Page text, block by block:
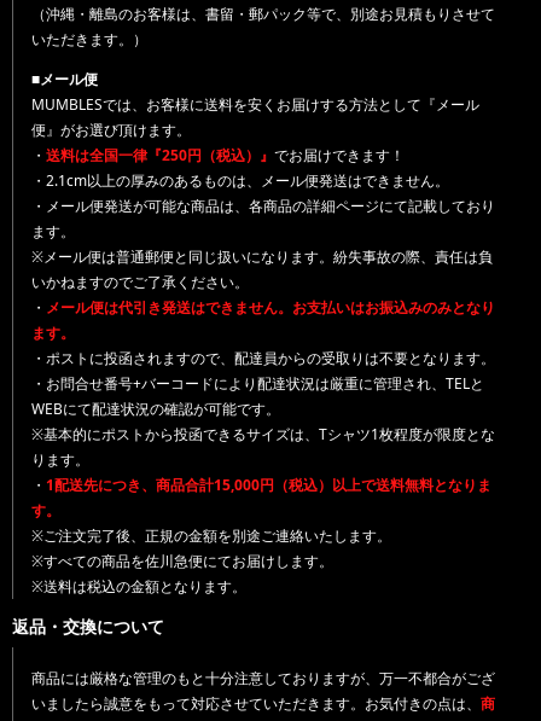
（沖縄・離島のお客様は、書留・郵パック等で、別途お見積もりさせて
いただきます。）
■メール便
MUMBLESでは、お客様に送料を安くお届けする方法として『メール
便』がお選び頂けます。
・ 送料は全国一律『250円（税込）』 でお届けできます！
・2.1cm以上の厚みのあるものは、メール便発送はできません。
・メール便発送が可能な商品は、各商品の詳細ページにて記載しており
ます。
※メール便は普通郵便と同じ扱いになります。紛失事故の際、責任は負
いかねますのでご了承ください。
・ メール便は代引き発送はできません。お支払いはお振込みのみとなり
ます。
・ポストに投函されますので、配達員からの受取りは不要となります。
・お問合せ番号+バーコードにより配達状況は厳重に管理され、TELと
WEBにて配達状況の確認が可能です。
※基本的にポストから投函できるサイズは、Tシャツ1枚程度が限度とな
ります。
・ 1配送先につき、商品合計15,000円（税込）以上で送料無料となりま
す。
※ご注文完了後、正規の金額を別途ご連絡いたします。
※すべての商品を佐川急便にてお届けします。
※送料は税込の金額となります。
返品・交換について
商品には厳格な管理のもと十分注意しておりますが、万一不都合がござ
いましたら誠意をもって対応させていただきます。お気付きの点は、 商